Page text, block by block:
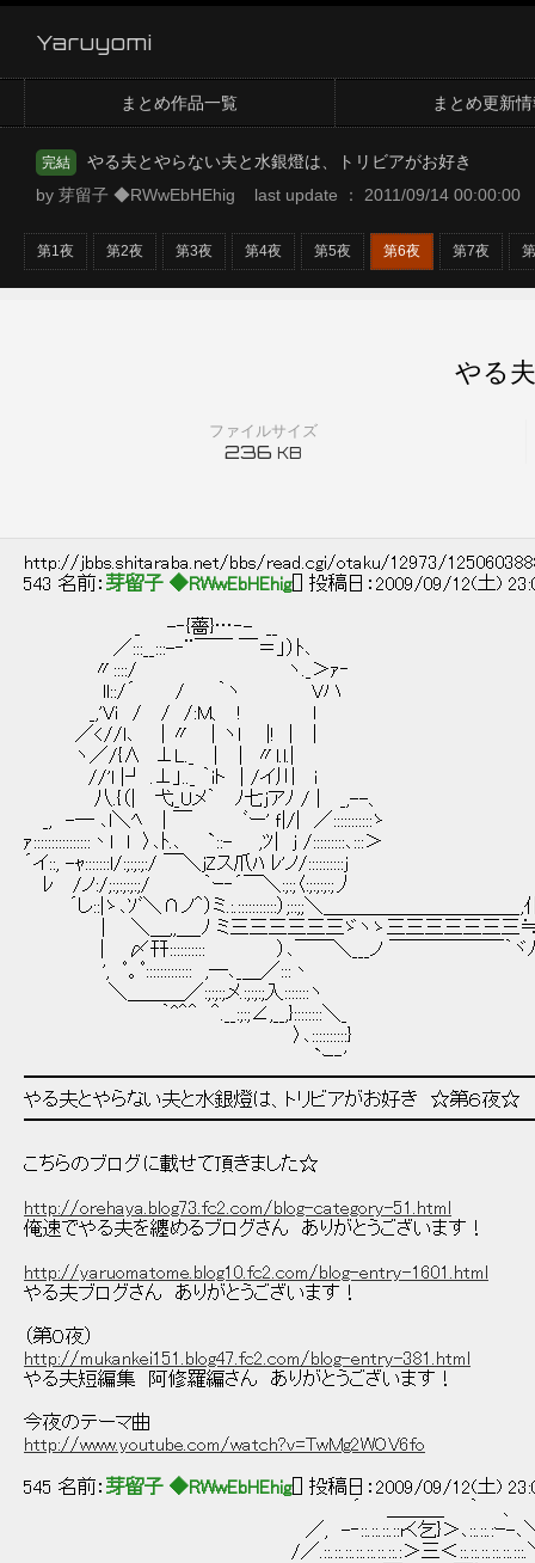
Yaruyomi
まとめ作品一覧 まとめ更新
完結
やる夫とやらない夫と水銀燈は、トリビアがお好き
by 芽留子 ◆RWwEbHEhig last update ： 2011/09/14 00:00:00
第1夜 第2夜 第3夜 第4夜 第5夜 第6夜 第7夜
ファイルサイズ
236 KB
やる
http://jbbs.shitaraba.net/bbs/read.cgi/otaku/12973/
543 名前： 芽留子 ◆RWwEbHEhig[] 投稿日：2009/09/12(土)
_ -‐{薔}…‐- __
／:::__:::-‐¨￣￣ ￣＝」）ﾄ､
〃::::/ ヽ._＞ｧ‐
ll::/´ / ｀ヽ Vハ
_,'Vｉ / / /:M、 ! l
／<//l､ | 〃 ｜ヽl |! | |
ヽ／/{∧ ⊥L._ | ｜ 〃l.l.|
//'l |┘ .⊥」.._ ｀iト | /イ川 i
八.{（| 弋_Uメ｀ ﾉ七ｊアﾉ / | _,--、
_, -― ､l＼ﾍ | ￣ ﾞー' ｆ|/| ／:::::::::::ゝ
ｧ::::::::::::::::丶l l 〉､ﾄ.､ `::- ,ﾂ| ｊ /:::::::::､:::＞
´イ::, -ｬ:::::::l/:;:;:;:/ ￣＼ｊZス爪ﾊ ﾚ'ノ/::::::::::j
ﾚ /ノ:/;:;:;:;:;/ ｀ｰ‐´￣＼:;:;〈:;:;:;:;丿
´し::|ゝ､ｿﾞ＼∩ノ＾）ミ.:.:::::::::::）;::;;＼＿＿＿＿＿＿＿＿＿＿_,
| ＼＿,,＿_ﾉ ミ三三三三三三ゞヽゝ三三三三三三三
| 〆幵:::::::::: ）､￣￣＼___ノ ￣￣￣￣￣￣｀ヾﾉ
', ﾟ。ﾟ::::::::::::: ,─､_＿／:::丶
＼＿＿＿／:;:;:;メ.:;:;:;入:::::::ヽ
｀^＾＾ ＾.__:;:;∠,__,}::::::::＼_
〉､::::::::::}
`ｰ‐'
やる夫とやらない夫と水銀燈は、トリビアがお好き ☆第６夜☆
こちらのブログに載せて頂きました☆
http://orehaya.blog73.fc2.com/blog-category-51.html
俺速でやる夫を纏めるブログさん ありがとうございます！
http://yaruomatome.blog10.fc2.com/blog-entry-1601.html
やる夫ブログさん ありがとうございます！
（第０夜）
http://mukankei151.blog47.fc2.com/blog-entry-381.html
やる夫短編集 阿修羅編さん ありがとうございます！
今夜のテーマ曲
http://www.youtube.com/watch?v=TwMg2WOV6fo
545 名前： 芽留子 ◆RWwEbHEhig[] 投稿日：2009/09/12(土)
´ ＿＿＿ ｀ 、
／, -‐::.::.::.::rく乞}＞､::.::.:ｰ-､
/／.::.::.::.::.::.::.::.:＞三＜::.::.::.::.::.:::.＼